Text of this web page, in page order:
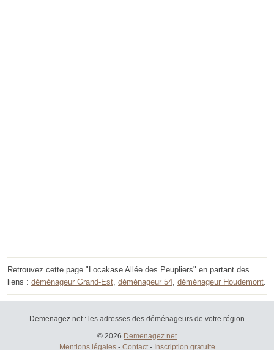
Retrouvez cette page "Locakase Allée des Peupliers" en partant des
liens : déménageur Grand-Est, déménageur 54, déménageur Houdemont.
Demenagez.net : les adresses des déménageurs de votre région
© 2026 Demenagez.net
Mentions légales- Contact- Inscription gratuite